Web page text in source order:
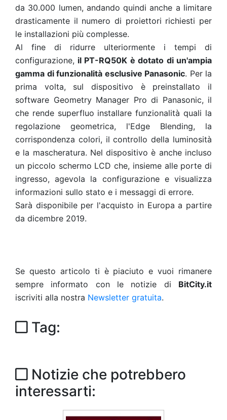
da 30.000 lumen, andando quindi anche a limitare
drasticamente il numero di proiettori richiesti per
le installazioni più complesse.
Al fine di ridurre ulteriormente i tempi di
configurazione, il PT-RQ50K è dotato di un'ampia
gamma di funzionalità esclusive Panasonic. Per la
prima volta, sul dispositivo è preinstallato il
software Geometry Manager Pro di Panasonic, il
che rende superfluo installare funzionalità quali la
regolazione geometrica, l'Edge Blending, la
corrispondenza colori, il controllo della luminosità
e la mascheratura. Nel dispositivo è anche incluso
un piccolo schermo LCD che, insieme alle porte di
ingresso, agevola la configurazione e visualizza
informazioni sullo stato e i messaggi di errore.
Sarà disponibile per l'acquisto in Europa a partire
da dicembre 2019.
Se questo articolo ti è piaciuto e vuoi rimanere
sempre informato con le notizie di BitCity.it
iscriviti alla nostra Newsletter gratuita.
Tag:
Notizie che potrebbero
interessarti: